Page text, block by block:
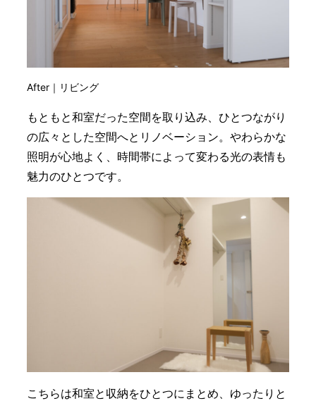
After｜リビング
もともと和室だった空間を取り込み、ひとつながり
の広々とした空間へとリノベーション。やわらかな
照明が心地よく、時間帯によって変わる光の表情も
魅力のひとつです。
こちらは和室と収納をひとつにまとめ、ゆったりと